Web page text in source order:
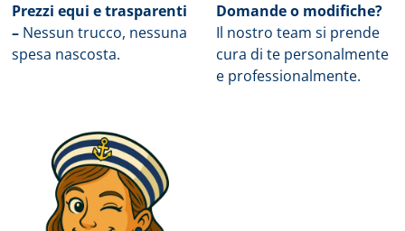
Prezzi equi e trasparenti
– Nessun trucco, nessuna
spesa nascosta.
Domande o modifiche?
Il nostro team si prende
cura di te personalmente
e professionalmente.